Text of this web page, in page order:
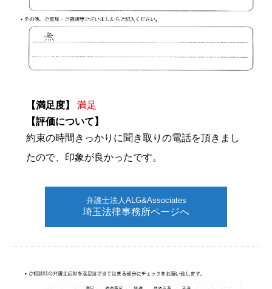
【満足度】
満足
【評価について】
約束の時間きっかりに聞き取りの電話を頂きまし
たので、印象が良かったです。
弁護士法人ALG&Associates
埼玉法律事務所ページへ